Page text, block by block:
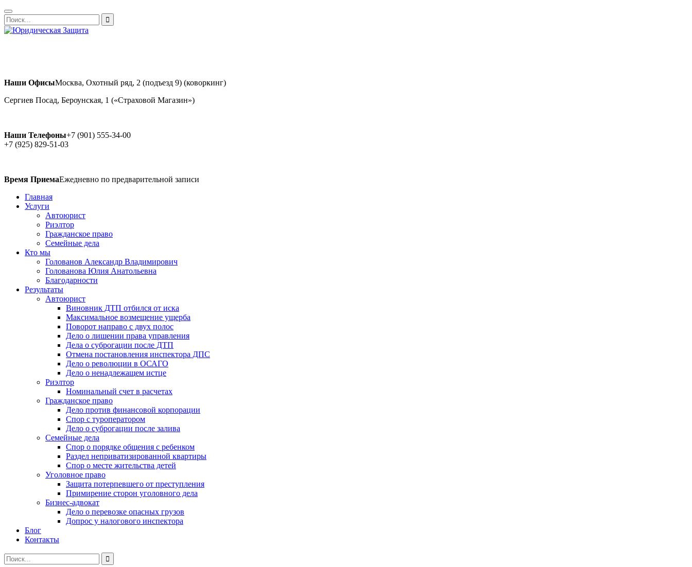
Наши ОфисыМосква, Охотный ряд, 2 (подъезд 9) (коворкинг)
Сергиев Посад, Бероунская, 1 («Страховой Магазин»)
Наши Телефоны+7 (901) 555-34-00
+7 (925) 829-51-03
Время ПриемаЕжедневно по предварительной записи
Главная
Услуги
Автоюрист
Риэлтор
Гражданское право
Семейные дела
Кто мы
Голованов Александр Владимирович
Голованова Юлия Анатольевна
Благодарности
Результаты
Автоюрист
Виновник ДТП отбился от иска
Максимальное возмещение ущерба
Поворот направо с двух полос
Дело о лишении права управления
Дела о суброгации после ДТП
Отмена постановления инспектора ДПС
Дело о революции в ОСАГО
Дело о ненадлежащем истце
Риэлтор
Номинальный счет в расчетах
Гражданское право
Дело против финансовой корпорации
Спор с туроператором
Дело о суброгации после залива
Семейные дела
Спор о порядке общения с ребенком
Раздел неприватизированной квартиры
Спор о месте жительства детей
Уголовное право
Защита потерпевшего от преступления
Примирение сторон уголовного дела
Бизнес-адвокат
Дело о перевозке опасных грузов
Допрос у налогового инспектора
Блог
Контакты